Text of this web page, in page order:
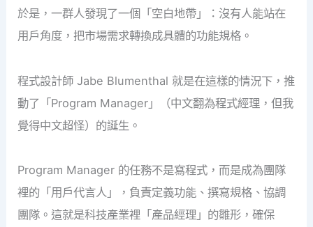
於是，一群人發現了一個「空白地帶」：沒有人能站在
用戶角度，把市場需求轉換成具體的功能規格。
程式設計師 Jabe Blumenthal 就是在這樣的情況下，推
動了「Program Manager」（中文翻為程式經理，但我
覺得中文超怪）的誕生。
Program Manager 的任務不是寫程式，而是成為團隊
裡的「用戶代言人」，負責定義功能、撰寫規格、協調
團隊。這就是科技產業裡「產品經理」的雛形，確保